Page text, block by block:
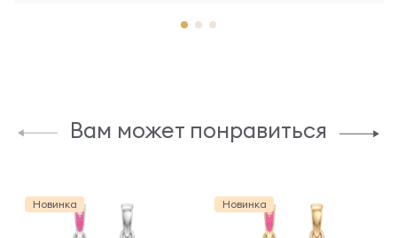
Вам может понравиться
Новинка Новинка